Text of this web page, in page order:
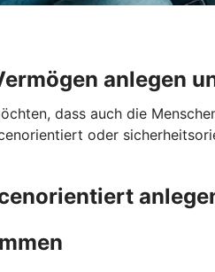
anlegen
dass auch die
oder